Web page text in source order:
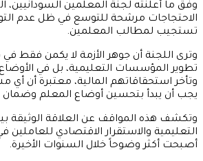
وفق ما أعلنته لجنة المعلمين السودانيين،
الاحتجاجات مرشحة للتوسع في ظل عدم
تستجيب لمطالب المعلمين.
وترى اللجنة أن جوهر الأزمة لا يكمن فقط في
تطوير المؤسسات التعليمية، بل في
وتأخر استحقاقاتهم المالية، معتبرة أن أي
يجب أن يبدأ بتحسين أوضاع المعلم وضمان
وتكشف هذه المواقف عن العلاقة الوثيقة
التعليمية والاستقرار الاقتصادي للعاملين
أصبحت أكثر وضوحاً خلال السنوات الأخيرة.